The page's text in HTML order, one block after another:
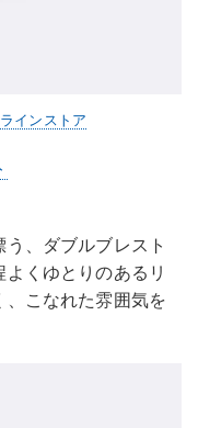
インストア
、ダブルブレスト
くゆとりのあるリ
こなれた雰囲気を